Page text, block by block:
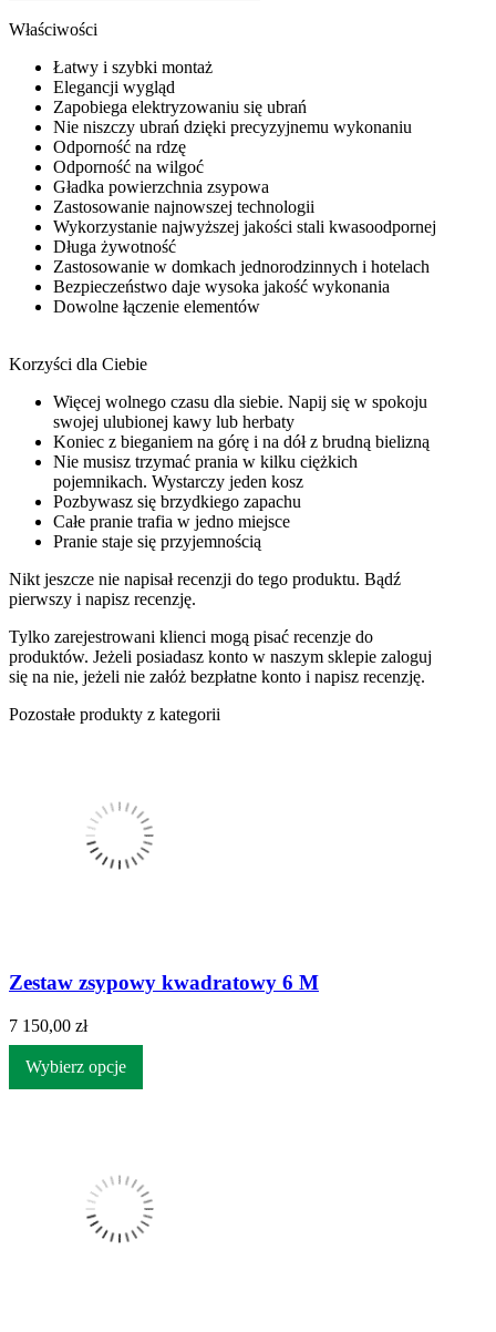
Właściwości
Łatwy i szybki montaż
Elegancji wygląd
Zapobiega elektryzowaniu się ubrań
Nie niszczy ubrań dzięki precyzyjnemu wykonaniu
Odporność na rdzę
Odporność na wilgoć
Gładka powierzchnia zsypowa
Zastosowanie najnowszej technologii
Wykorzystanie najwyższej jakości stali kwasoodpornej
Długa żywotność
Zastosowanie w domkach jednorodzinnych i hotelach
Bezpieczeństwo daje wysoka jakość wykonania
Dowolne łączenie elementów
Korzyści dla Ciebie
Więcej wolnego czasu dla siebie. Napij się w spokoju
swojej ulubionej kawy lub herbaty
Koniec z bieganiem na górę i na dół z brudną bielizną
Nie musisz trzymać prania w kilku ciężkich
pojemnikach. Wystarczy jeden kosz
Pozbywasz się brzydkiego zapachu
Całe pranie trafia w jedno miejsce
Pranie staje się przyjemnością
Nikt jeszcze nie napisał recenzji do tego produktu. Bądź
pierwszy i napisz recenzję.
Tylko zarejestrowani klienci mogą pisać recenzje do
produktów. Jeżeli posiadasz konto w naszym sklepie zaloguj
się na nie, jeżeli nie załóż bezpłatne konto i napisz recenzję.
Pozostałe produkty z kategorii
Zestaw zsypowy kwadratowy 6 M
7 150,00 zł
Wybierz opcje